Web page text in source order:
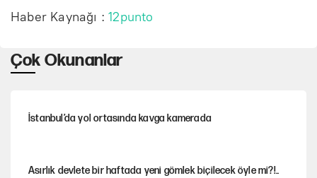
Haber Kaynağı :12punto
Çok Okunanlar
İstanbul’da yol ortasında kavga kamerada
Asırlık devlete bir haftada yeni gömlek biçilecek öyle mi?!..